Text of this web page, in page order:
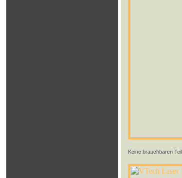
Keine brauchbaren